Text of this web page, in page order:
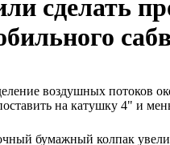
сделать
воздушных потоков
на катушку 4" и